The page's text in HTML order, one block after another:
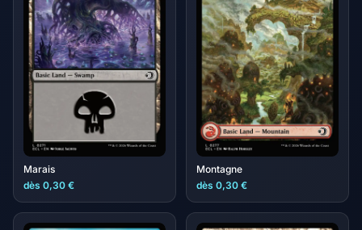
Marais
dès 0,30 €
Montagne
dès 0,30 €